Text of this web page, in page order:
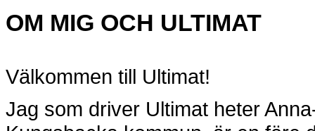
OM MIG OCH ULTIMAT
Välkommen till Ultimat!
Jag som driver Ultimat heter